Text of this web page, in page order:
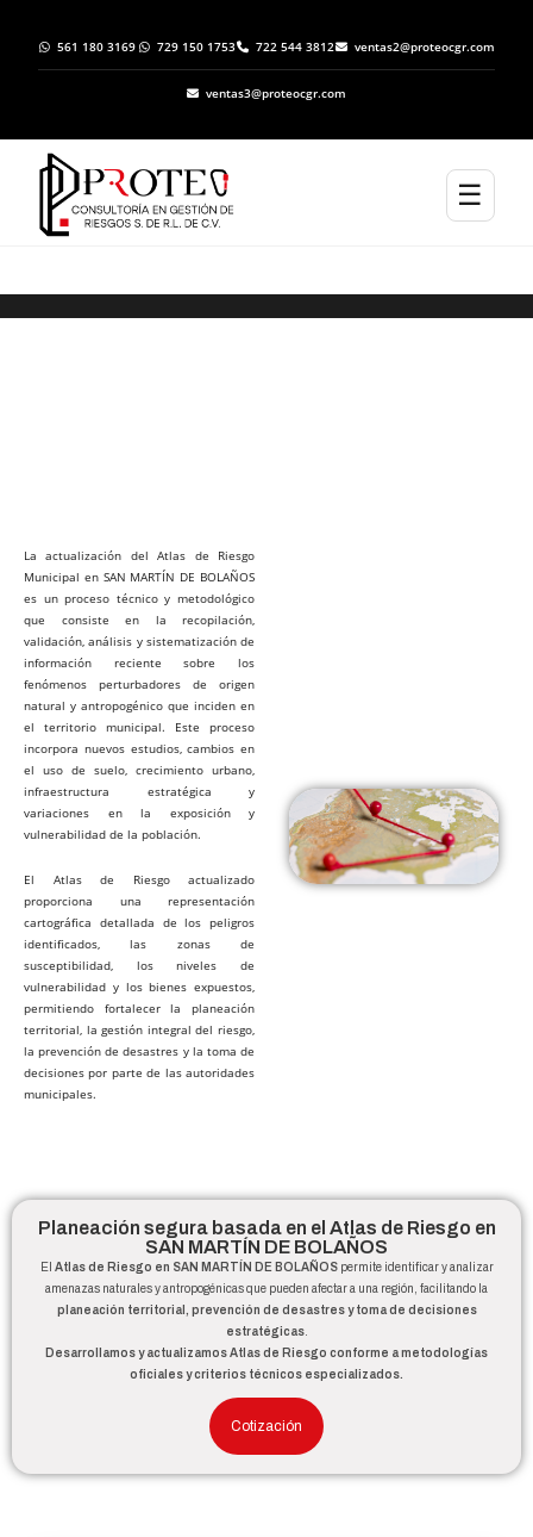
561 180 3169 729 150 1753 722 544 3812 ventas2@proteocgr.com
ventas3@proteocgr.com
☰
La actualización del Atlas de Riesgo
Municipal en SAN MARTÍN DE BOLAÑOS
es un proceso técnico y metodológico
que consiste en la recopilación,
validación, análisis y sistematización de
información reciente sobre los
fenómenos perturbadores de origen
natural y antropogénico que inciden en
el territorio municipal. Este proceso
incorpora nuevos estudios, cambios en
el uso de suelo, crecimiento urbano,
infraestructura estratégica y
variaciones en la exposición y
vulnerabilidad de la población.
El Atlas de Riesgo actualizado
proporciona una representación
cartográfica detallada de los peligros
identificados, las zonas de
susceptibilidad, los niveles de
vulnerabilidad y los bienes expuestos,
permitiendo fortalecer la planeación
territorial, la gestión integral del riesgo,
la prevención de desastres y la toma de
decisiones por parte de las autoridades
municipales.
Planeación segura basada en el Atlas de Riesgo en
SAN MARTÍN DE BOLAÑOS
El Atlas de Riesgo en SAN MARTÍN DE BOLAÑOSpermite identificar y analizar
amenazas naturales y antropogénicas que pueden afectar a una región, facilitando la
planeación territorial, prevención de desastres y toma de decisiones
estratégicas.
Desarrollamos y actualizamos Atlas de Riesgo conforme a metodologías
oficiales y criterios técnicos especializados.
Cotización